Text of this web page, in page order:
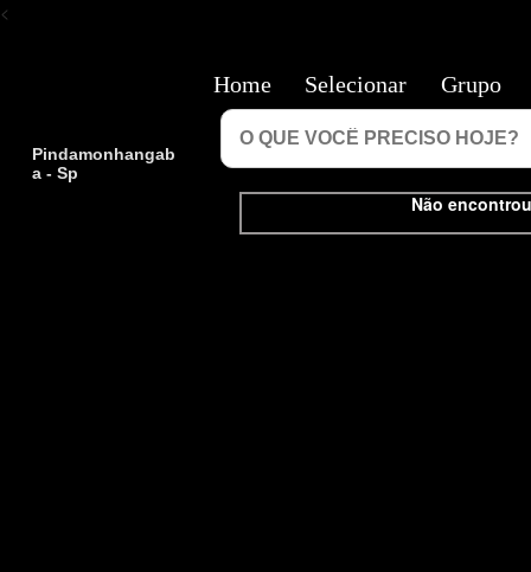
<
Pindamonhangab
a - Sp
Não
Home Selecionar Grupo